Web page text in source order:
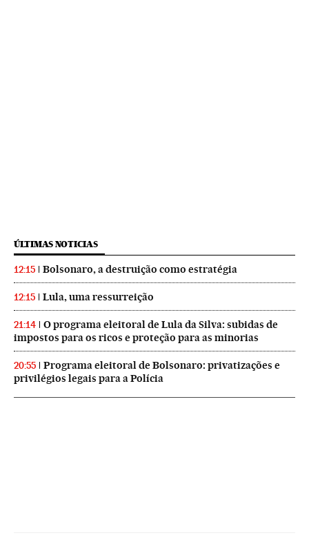
ÚLTIMAS NOTICIAS
12:15 Bolsonaro, a destruição como estratégia
12:15 Lula, uma ressurreição
21:14
O programa eleitoral de Lula da Silva: subidas de
impostos para os ricos e proteção para as minorias
20:55
Programa eleitoral de Bolsonaro: privatizações e
privilégios legais para a Polícia